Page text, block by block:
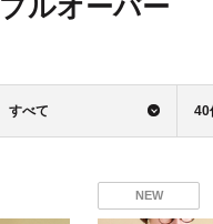
プルオーバー
すべて 40
NEW